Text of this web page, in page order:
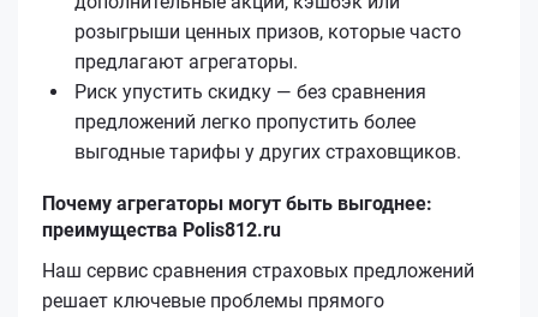
розыгрыши ценных призов, которые часто
предлагают агрегаторы.
Риск упустить скидку — без сравнения
предложений легко пропустить более
выгодные тарифы у других страховщиков.
Почему агрегаторы могут быть выгоднее:
преимущества Polis812.ru
Наш сервис сравнения страховых предложений
решает ключевые проблемы прямого